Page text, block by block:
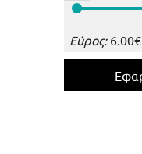
Εύρος: 6.00€